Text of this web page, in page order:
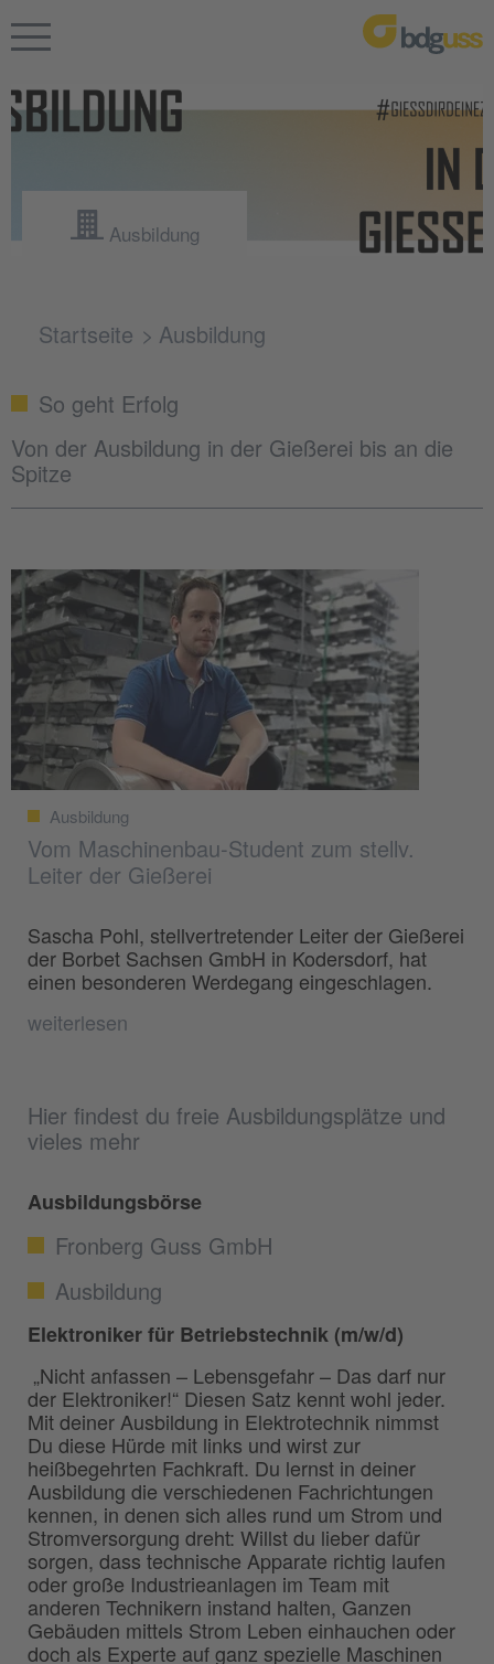
Ausbildung
Startseite Ausbildung
Hier findest du freie Ausbildungsplätze und
vieles mehr
Ausbildungsbörse
Fronberg Guss GmbH
Ausbildung
Elektroniker für Betriebstechnik (m/w/d)
„Nicht anfassen – Lebensgefahr – Das darf nur
der Elektroniker!“ Diesen Satz kennt wohl jeder.
Mit deiner Ausbildung in Elektrotechnik nimmst
Du diese Hürde mit links und wirst zur
heißbegehrten Fachkraft. Du lernst in deiner
Ausbildung die verschiedenen Fachrichtungen
kennen, in denen sich alles rund um Strom und
Stromversorgung dreht: Willst du lieber dafür
sorgen, dass technische Apparate richtig laufen
oder große Industrieanlagen im Team mit
anderen Technikern instand halten, Ganzen
Gebäuden mittels Strom Leben einhauchen oder
doch als Experte auf ganz spezielle Maschinen
So geht Erfolg
Von der Ausbildung in der Gießerei bis an die
Spitze
Ausbildung
Vom Maschinenbau-Student zum stellv.
Leiter der Gießerei
Sascha Pohl, stellvertretender Leiter der Gießerei
der Borbet Sachsen GmbH in Kodersdorf, hat
einen besonderen Werdegang eingeschlagen.
weiterlesen